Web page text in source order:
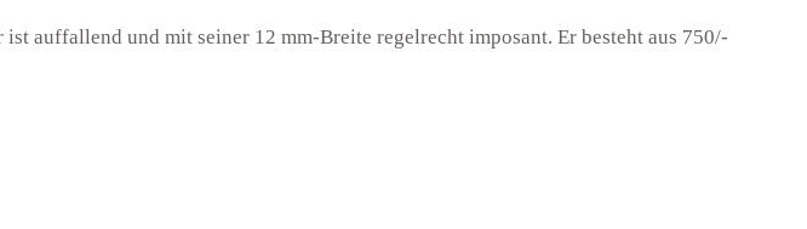
auffallend und mit seiner 12 mm-Breite regelrecht imposant. Er besteht aus 750/-